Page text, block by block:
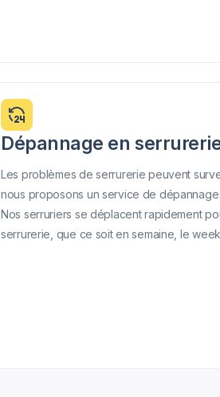
Dépannage en
Les problèmes de serrurerie peuvent
nous proposons un service de
Nos serruriers se déplacent rapidement
serrurerie, que ce soit en semaine, le